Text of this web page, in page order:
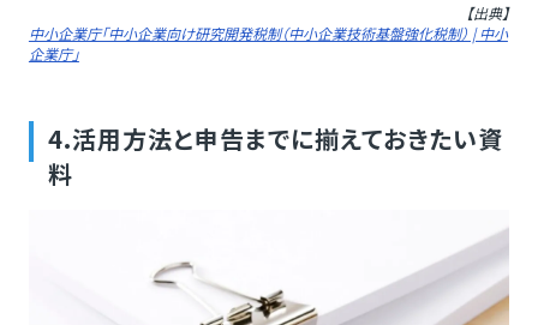
【出典】
中小企業庁「中小企業向け研究開発税制（中小企業技術基盤強化税制） | 中小
企業庁」
4.活用方法と申告までに揃えておきたい資
料